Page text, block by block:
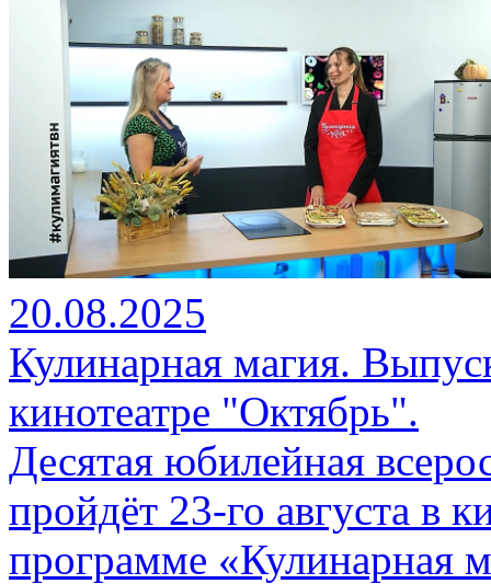
20.08.2025
Кулинарная магия.
кинотеатре "Октябрь".
Десятая юбилейная
пройдёт 23-го августа в
программе «Кулинарная